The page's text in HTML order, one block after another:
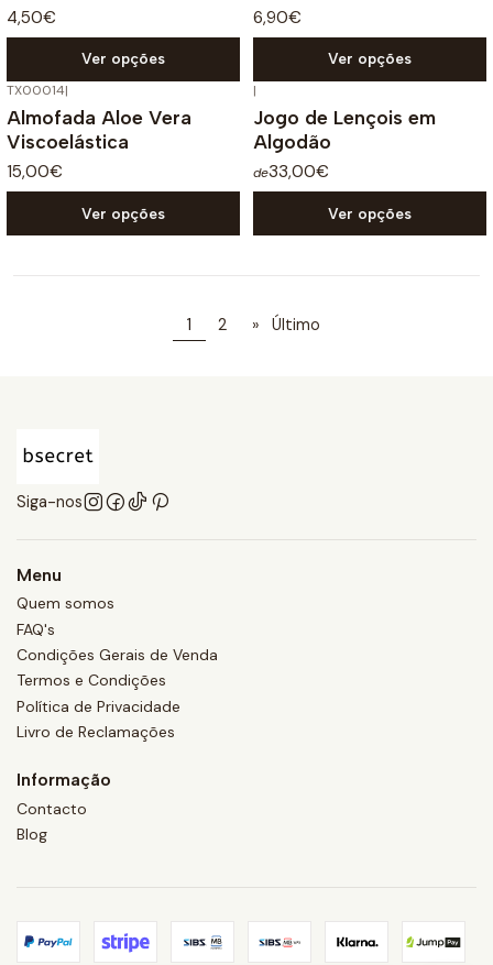
4,50€
Ver opções
6,90€
Ver opções
TX00014|
Almofada Aloe Vera
Viscoelástica
15,00€
Ver opções
|
Jogo de Lençois em
Algodão
de33,00€
Ver opções
1 2 » Último
Siga-nos
Menu
Quem somos
FAQ's
Condições Gerais de Venda
Termos e Condições
Política de Privacidade
Livro de Reclamações
Informação
Contacto
Blog